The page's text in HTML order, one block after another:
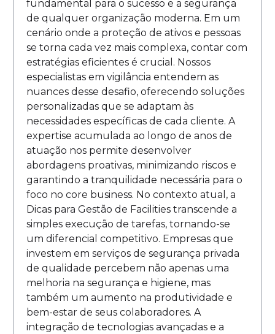
fundamental para o sucesso e a segurança
de qualquer organização moderna. Em um
cenário onde a proteção de ativos e pessoas
se torna cada vez mais complexa, contar com
estratégias eficientes é crucial. Nossos
especialistas em vigilância entendem as
nuances desse desafio, oferecendo soluções
personalizadas que se adaptam às
necessidades específicas de cada cliente. A
expertise acumulada ao longo de anos de
atuação nos permite desenvolver
abordagens proativas, minimizando riscos e
garantindo a tranquilidade necessária para o
foco no core business. No contexto atual, a
Dicas para Gestão de Facilities transcende a
simples execução de tarefas, tornando-se
um diferencial competitivo. Empresas que
investem em serviços de segurança privada
de qualidade percebem não apenas uma
melhoria na segurança e higiene, mas
também um aumento na produtividade e
bem-estar de seus colaboradores. A
integração de tecnologias avançadas e a